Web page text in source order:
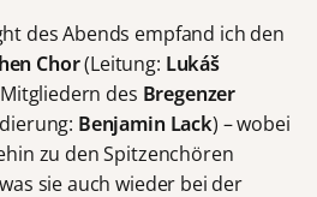
des Abends empfand ich den
Chor(Leitung: Lukáš
des Bregenzer
Benjamin Lack) – wobei
zu den Spitzenchören
sie auch wieder bei der